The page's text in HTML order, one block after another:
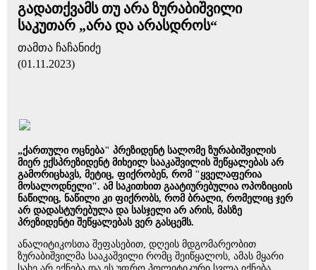
გადათქვამს თუ არა ზურაბიშვილი
საკუთარ „არა და არასდროს“
თამთა ჩაჩანიძე
(01.11.2023)
„ქართული ოცნება" პრეზიდენტ სალომე ზურაბიშვილის
მიერ ექსპრეზიდენტ მიხეილ სააკაშვილის შეწყალებას არ
გამორიცხავს, მეტიც, ფიქრობენ, რომ "ყველაფერია
მოსალოდნელი". ამ საკითხით გაატიურებულია ოპოზიციის
ნაწილიც, ნაწილი კი ფიქრობს, რომ ბრალი, რომელიც ჯერ
არ დადასტურებულა და სასჯელი არ არის, მასზე
პრეზიდენტი შეწყალებას ვერ გასცემს.
ანალიტიკოსთა შეფასებით, დღეის მდგომარეობით
ზურაბიშვილმა სააკაშვილი რომც შეიწყალოს, ამას მყარი